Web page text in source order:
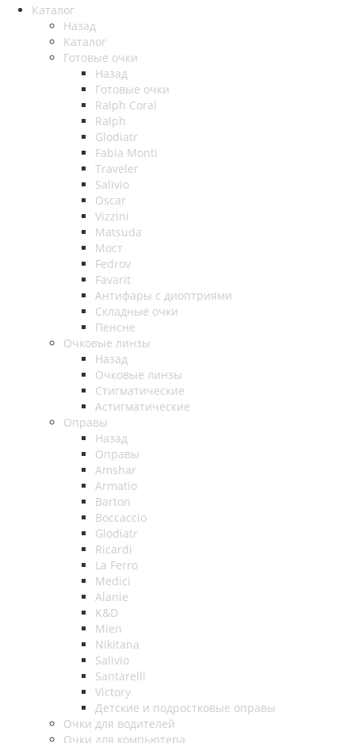
Каталог
Назад
Каталог
Готовые очки
Назад
Готовые очки
Ralph Coral
Ralph
Glodiatr
Fabia Monti
Traveler
Salivio
Oscar
Vizzini
Matsuda
Мост
Fedrov
Favarit
Антифары с диоптриями
Складные очки
Пенсне
Очковые линзы
Назад
Очковые линзы
Стигматические
Астигматические
Оправы
Назад
Оправы
Amshar
Armatio
Barton
Boccaccio
Glodiatr
Ricardi
La Ferro
Medici
Alanie
K&D
Mien
Nikitana
Salivio
Santarelli
Victory
Детские и подростковые оправы
Очки для водителей
Очки для компьютера